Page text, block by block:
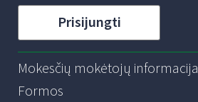
Prisijungti
Mokesčių mokėtojų informacija
Formos